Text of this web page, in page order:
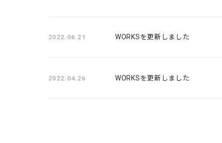
2022.06.21 WORKSを更新しました
2022.04.26 WORKSを更新しました